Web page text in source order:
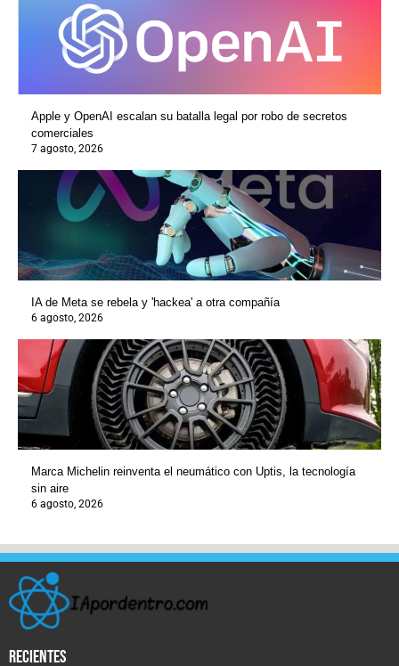
Apple y OpenAI escalan su batalla legal por robo de secretos
comerciales
7 agosto, 2026
IA de Meta se rebela y 'hackea' a otra compañía
6 agosto, 2026
Marca Michelin reinventa el neumático con Uptis, la tecnología
sin aire
6 agosto, 2026
recientes